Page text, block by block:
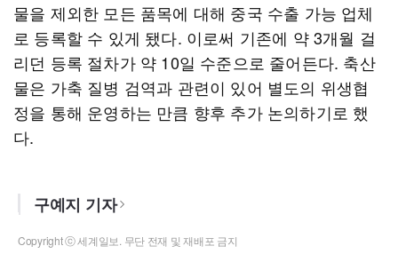
물을 제외한 모든 품목에 대해 중국 수출 가능 업체
로 등록할 수 있게 됐다. 이로써 기존에 약 3개월 걸
리던 등록 절차가 약 10일 수준으로 줄어든다. 축산
물은 가축 질병 검역과 관련이 있어 별도의 위생협
정을 통해 운영하는 만큼 향후 추가 논의하기로 했
다.
구예지 기자
Copyright ⓒ 세계일보. 무단 전재 및 재배포 금지